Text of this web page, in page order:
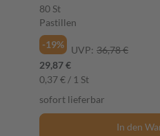
80 St
Pastillen
-19%
UVP: 36,78 €
29,87 €
0,37 € / 1 St
sofort lieferbar
In den